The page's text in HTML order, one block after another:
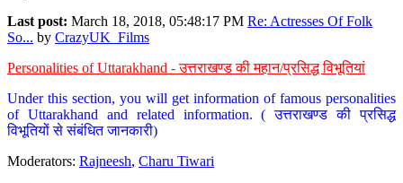
Last post: March 18, 2018, 05:48:17 PM Re: Actresses Of Folk
So... by CrazyUK_Films
Personalities of Uttarakhand - उत्तराखण्ड की महान/प्रसिद्ध विभूतियां
Under this section, you will get information of famous personalities
of Uttarakhand and related information. ( उत्तराखण्ड की प्रसिद्ध
विभूतियों से संबंधित जानकारी)
Moderators: Rajneesh, Charu Tiwari